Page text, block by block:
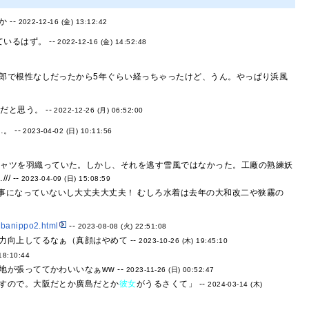
-- 2022-12-16 (金) 13:12:42
いるはず。 --2022-12-16 (金) 14:52:48
根性なしだったから5年ぐらい経っちゃったけど、うん。やっぱり浜風
だと思う。 --2022-12-26 (月) 06:52:00
。 --2023-04-02 (日) 10:11:56
ツを羽織っていた。しかし、それを逃す雪風ではなかった。工廠の熟練妖
--2023-04-09 (日) 15:08:59
なっていないし大丈夫大丈夫！ むしろ水着は去年の大和改二や狭霧の
-- 2023-08-08 (火) 22:51:08
向上してるなぁ（真顔はやめて --2023-10-26 (木) 19:45:10
が張っててかわいいなぁww -- 2023-11-26 (日) 00:52:47
ので。大阪だとか廣島だとか彼女がうるさくて」 --2024-03-14 (木)